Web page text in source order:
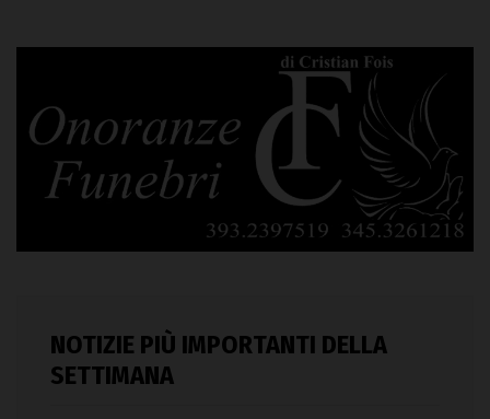
NOTIZIE PIÙ IMPORTANTI DELLA
SETTIMANA